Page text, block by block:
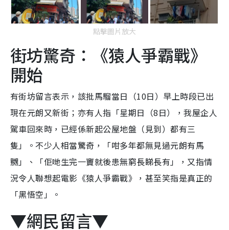
點擊圖片放大
街坊驚奇：
《猿人爭霸戰》
開始
有街坊留言表示，該批馬騮當日（10日）早上時段已出
現在元朗又新街；亦有人指「星期日（8日），我屋企人
駕車回來時，已經係新起公屋地盤（見到）都有三
隻」。不少人相當驚奇，「咁多年都無見過元朗有馬
嬲」、「佢哋生完一竇就後患無窮長睇長有」，又指情
況令人聯想起電影《猿人爭霸戰》，甚至笑指是真正的
「黑悟空」。
▼網民留言▼